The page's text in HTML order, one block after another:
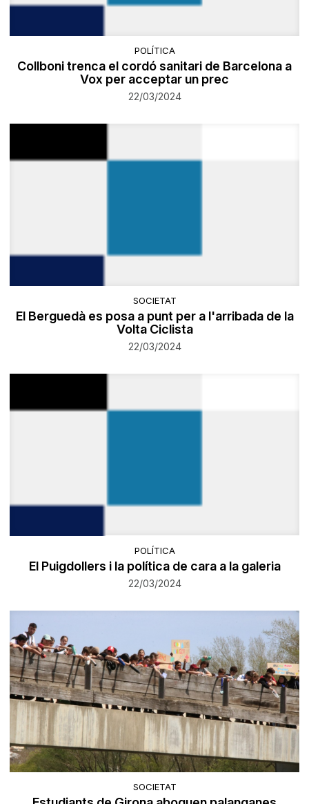
POLÍTICA
Collboni trenca el cordó sanitari de Barcelona a
Vox per acceptar un prec
22/03/2024
SOCIETAT
El Berguedà es posa a punt per a l'arribada de la
Volta Ciclista
22/03/2024
POLÍTICA
El Puigdollers i la política de cara a la galeria
22/03/2024
SOCIETAT